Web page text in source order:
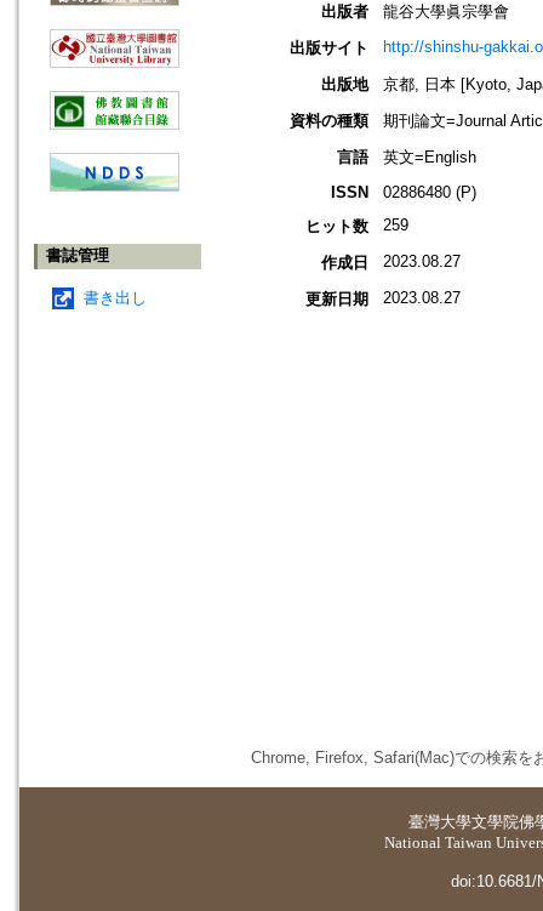
書誌管理
書き出し
出版者
龍谷大學眞宗學會
出版サイト
http://shinshu-
出版地
京都, 日本 [Kyoto,
資料の種類
期刊論文=Journal
言語
英文=English
ISSN
02886480 (P)
ヒット数
259
作成日 2023.08.27
更新日期 2023.08.27
Chrome, Firefox, Safari(Mac)での検索を
臺灣大學文學院佛
National Taiwan
doi:10.6681/